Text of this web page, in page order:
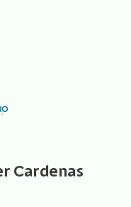
Cardenas